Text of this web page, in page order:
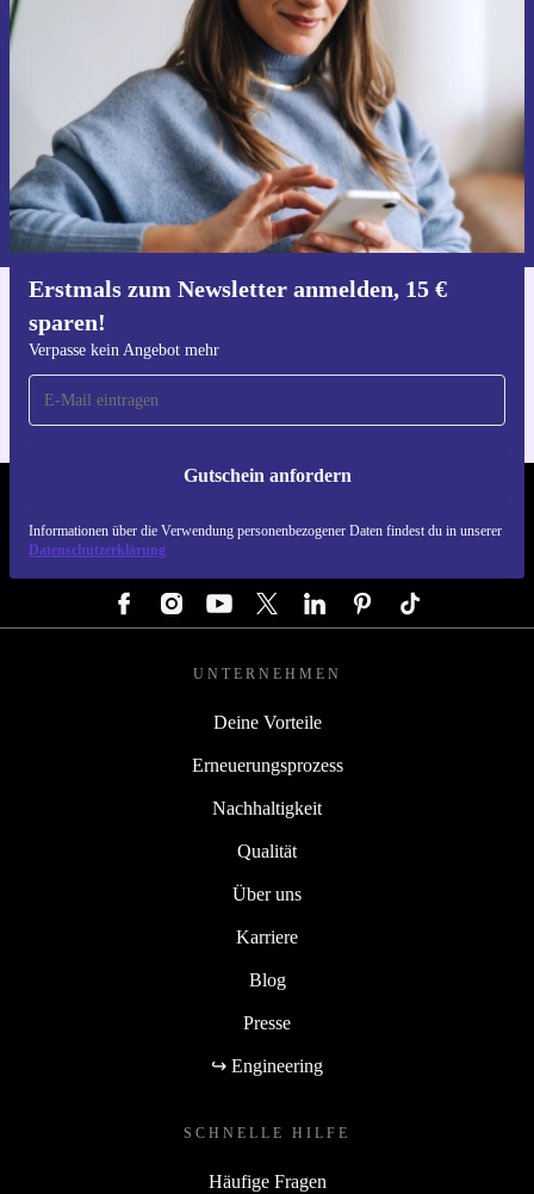
Erstmals zum Newsletter anmelden, 15 €
sparen!
Verpasse kein Angebot mehr
Gutschein anfordern
Informationen über die Verwendung personenbezogener Daten findest du in unserer
Datenschutzerklärung
Verpasse kein Angebot mehr.
Gutschein anfordern
Informationen über die Verwendung personenbezogener Daten findest
du in unsererDatenschutzerklärung.
Für iOS und Android
UNTERNEHMEN
Deine Vorteile
Erneuerungsprozess
Nachhaltigkeit
Qualität
Über uns
Karriere
Blog
Presse
↪ Engineering
SCHNELLE HILFE
Häufige Fragen